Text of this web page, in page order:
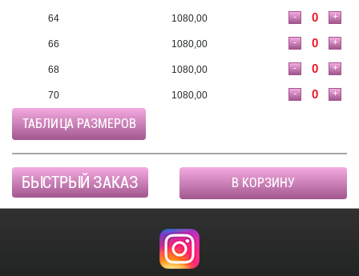
64 1080,00 +
-
66 1080,00 +
-
68 1080,00 +
-
70 1080,00 +
-
ТАБЛИЦА РАЗМЕРОВ
БЫСТРЫЙ ЗАКАЗ В КОРЗИНУ